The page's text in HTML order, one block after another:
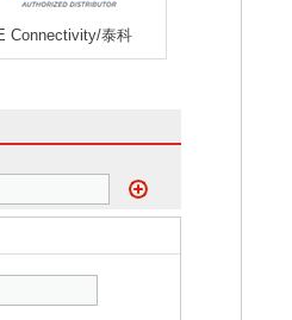
Connectivity/泰科